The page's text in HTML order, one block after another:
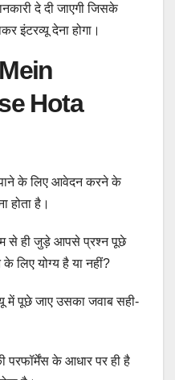
दे दी जाएगी जिसके
इंटरव्यू देना होगा।
Hota
के लिए आवेदन करने के
होता है।
से ही जुड़े आपसे प्रश्न पूछे
लिए योग्य है या नहीं?
में पूछे जाए उसका जवाब सही-
परफॉर्मेंस के आधार पर ही है